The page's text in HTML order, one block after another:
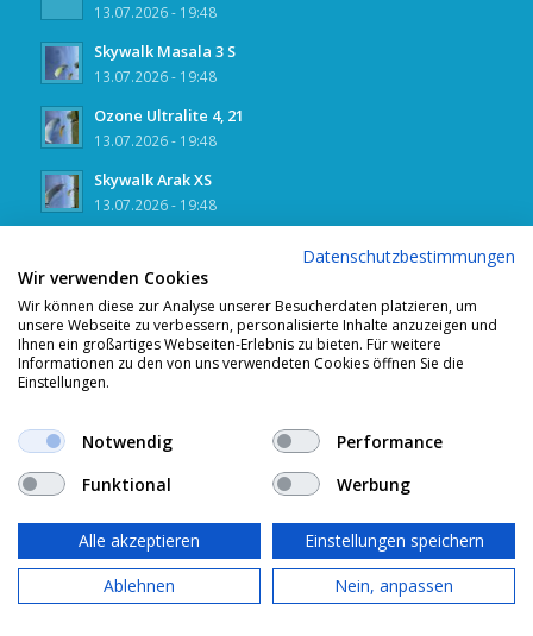
13.07.2026 - 19:48
Skywalk Masala 3 S
13.07.2026 - 19:48
Ozone Ultralite 4, 21
13.07.2026 - 19:48
Skywalk Arak XS
13.07.2026 - 19:48
Bewertung
Datenschutzbestimmungen
Wir verwenden Cookies
Wir können diese zur Analyse unserer Besucherdaten platzieren, um
unsere Webseite zu verbessern, personalisierte Inhalte anzuzeigen und
Ihnen ein großartiges Webseiten-Erlebnis zu bieten. Für weitere
Informationen zu den von uns verwendeten Cookies öffnen Sie die
Einstellungen.
Notwendig
Performance
Funktional
Werbung
Alle akzeptieren
Einstellungen speichern
Ablehnen
Nein, anpassen